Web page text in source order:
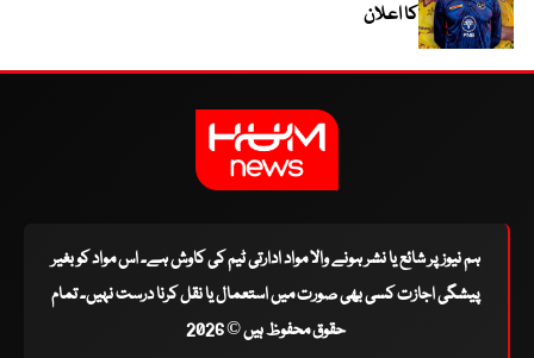
کا اعلان
ہم نیوز پر شائع یا نشر ہونے والا مواد ادارتی ٹیم کی کاوش ہے۔ اس مواد کو بغیر
پیشگی اجازت کسی بھی صورت میں استعمال یا نقل کرنا درست نہیں۔ تمام
حقوق محفوظ ہیں © 2026